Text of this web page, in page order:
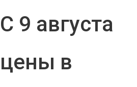
С 9 августа
цены в